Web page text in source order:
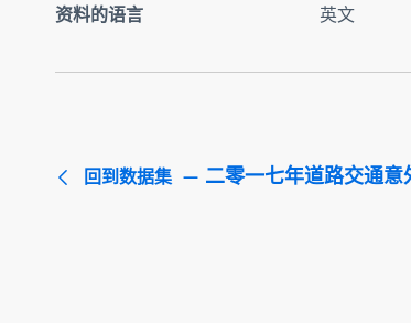
资料的语言
英文
回到数据集 二零一七年道路交通意